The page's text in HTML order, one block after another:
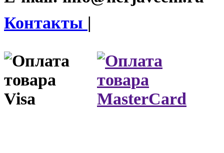
Контакты |